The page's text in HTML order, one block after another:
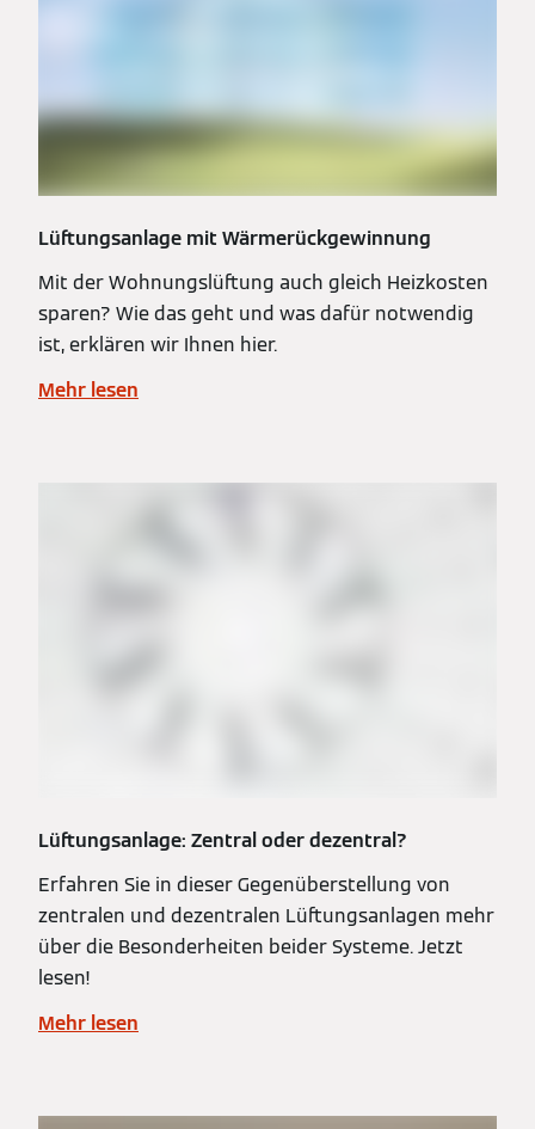
Lüftungsanlage mit Wärmerückgewinnung
Mit der Wohnungslüftung auch gleich Heizkosten
sparen? Wie das geht und was dafür notwendig
ist, erklären wir Ihnen hier.
Mehr lesen
Lüftungsanlage: Zentral oder dezentral?
Erfahren Sie in dieser Gegenüberstellung von
zentralen und dezentralen Lüftungsanlagen mehr
über die Besonderheiten beider Systeme. Jetzt
lesen!
Mehr lesen